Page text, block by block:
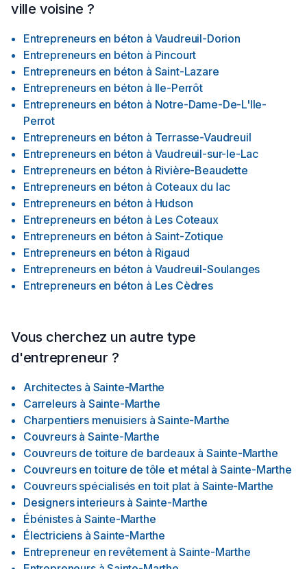
ville voisine ?
Entrepreneurs en béton à Vaudreuil-Dorion
Entrepreneurs en béton à Pincourt
Entrepreneurs en béton à Saint-Lazare
Entrepreneurs en béton à Ile-Perrôt
Entrepreneurs en béton à Notre-Dame-De-L'Ile-
Perrot
Entrepreneurs en béton à Terrasse-Vaudreuil
Entrepreneurs en béton à Vaudreuil-sur-le-Lac
Entrepreneurs en béton à Rivière-Beaudette
Entrepreneurs en béton à Coteaux du lac
Entrepreneurs en béton à Hudson
Entrepreneurs en béton à Les Coteaux
Entrepreneurs en béton à Saint-Zotique
Entrepreneurs en béton à Rigaud
Entrepreneurs en béton à Vaudreuil-Soulanges
Entrepreneurs en béton à Les Cèdres
Vous cherchez un autre type
d'entrepreneur ?
Architectes à Sainte-Marthe
Carreleurs à Sainte-Marthe
Charpentiers menuisiers à Sainte-Marthe
Couvreurs à Sainte-Marthe
Couvreurs de toiture de bardeaux à Sainte-Marthe
Couvreurs en toiture de tôle et métal à Sainte-Marthe
Couvreurs spécialisés en toit plat à Sainte-Marthe
Designers interieurs à Sainte-Marthe
Ébénistes à Sainte-Marthe
Électriciens à Sainte-Marthe
Entrepreneur en revêtement à Sainte-Marthe